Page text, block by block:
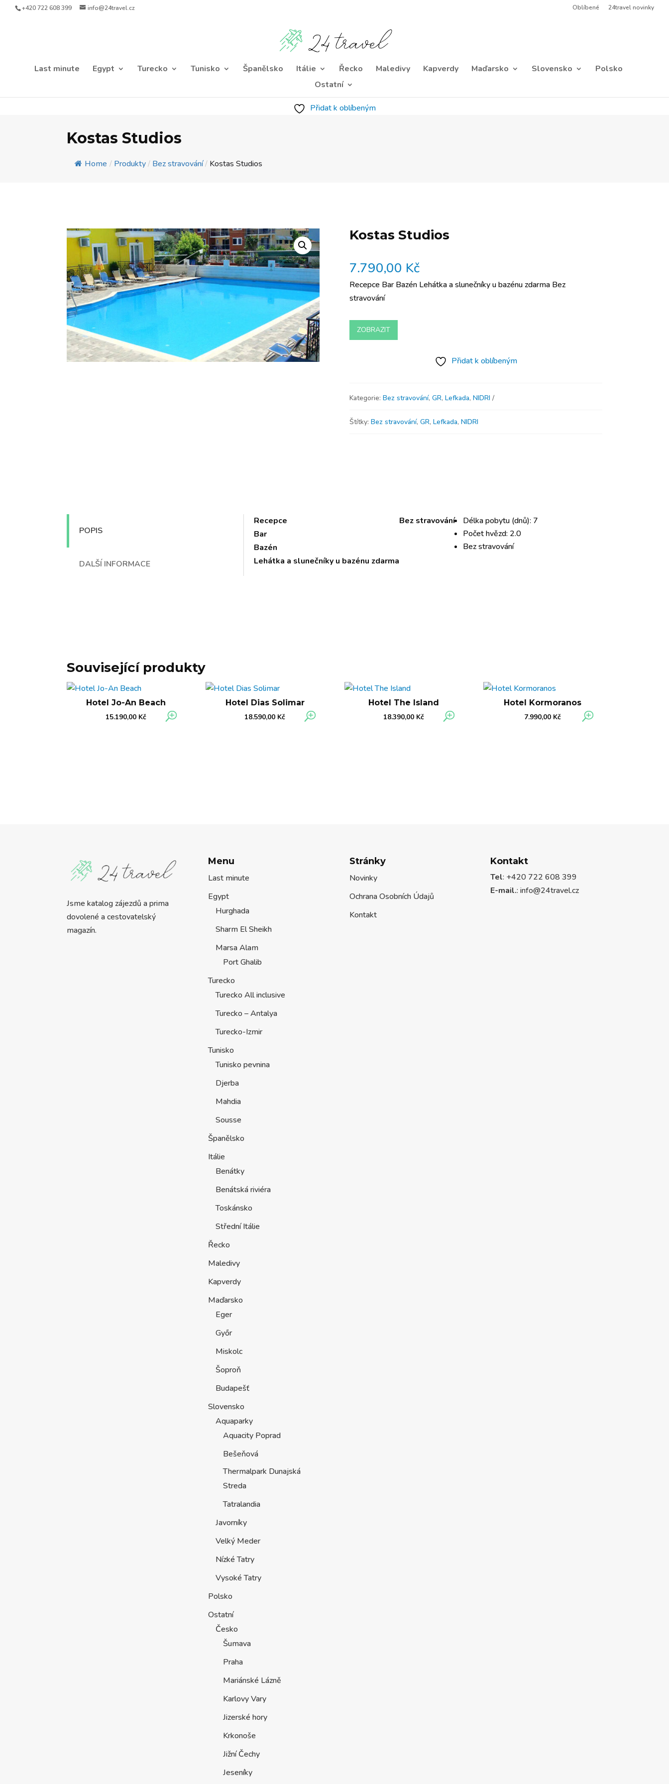
+420 722 608 399 info@24travel.cz Oblíbené 24travel novinky
Last minute Egypt Turecko Tunisko Španělsko Itálie Řecko Maledivy Kapverdy Maďarsko Slovensko
Polsko
Ostatní
Přidat k oblíbeným
Kostas Studios
Home / Produkty / Bez stravování/ Kostas Studios
Kostas Studios
7.790,00 Kč
Recepce Bar Bazén Lehátka a slunečníky u bazénu zdarma Bez
stravování
ZOBRAZIT
Přidat k oblíbeným
Kategorie: Bez stravování, GR, Lefkada, NIDRI
Štítky: Bez stravování, GR, Lefkada, NIDRI
POPIS
DALŠÍ INFORMACE
Recepce
Bar
Bazén
Lehátka a slunečníky u bazénu zdarma
Bez stravování
Délka pobytu (dnů): 7
Počet hvězd: 2.0
Bez stravování
Související produkty
Hotel Jo-An Beach
15.190,00 Kč
Hotel Dias Solimar
18.590,00 Kč
Hotel The Island
18.390,00 Kč
Hotel Kormoranos
7.990,00 Kč
Jsme katalog zájezdů a prima
dovolené a cestovatelský
magazín.
Menu
Last minute
Egypt
Hurghada
Sharm El Sheikh
Marsa Alam
Port Ghalib
Turecko
Turecko All inclusive
Turecko – Antalya
Turecko-Izmir
Tunisko
Tunisko pevnina
Djerba
Mahdia
Sousse
Španělsko
Itálie
Benátky
Benátská riviéra
Toskánsko
Střední Itálie
Řecko
Maledivy
Kapverdy
Maďarsko
Eger
Győr
Miskolc
Šoproň
Budapešť
Slovensko
Aquaparky
Aquacity Poprad
Bešeňová
Thermalpark Dunajská
Streda
Tatralandia
Javorníky
Velký Meder
Nízké Tatry
Vysoké Tatry
Polsko
Ostatní
Česko
Šumava
Praha
Mariánské Lázně
Karlovy Vary
Jizerské hory
Krkonoše
Jižní Čechy
Jeseníky
Stránky
Novinky
Ochrana Osobních Údajů
Kontakt
Kontakt
Tel: +420 722 608 399
E-mail.:info@24travel.cz